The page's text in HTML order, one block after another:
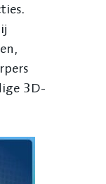
3D-